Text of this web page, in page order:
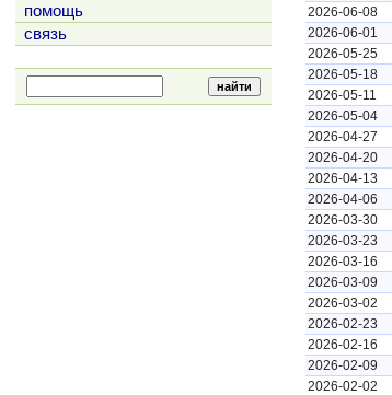
помощь
связь
2026-06-08
2026-06-01
2026-05-25
2026-05-18
2026-05-11
2026-05-04
2026-04-27
2026-04-20
2026-04-13
2026-04-06
2026-03-30
2026-03-23
2026-03-16
2026-03-09
2026-03-02
2026-02-23
2026-02-16
2026-02-09
2026-02-02